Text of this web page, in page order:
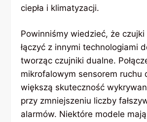
ciepła i klimatyzacji.
Powinniśmy wiedzieć, że czujki
łączyć z innymi technologiami
tworząc czujniki dualne.
mikrofalowym sensorem ruchu
większą skuteczność
przy zmniejszeniu liczby
alarmów. Niektóre modele